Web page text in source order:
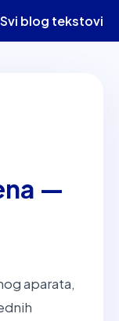
Svi blog tekstovi
—
aparata,